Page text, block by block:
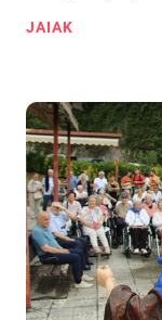
JAIAK